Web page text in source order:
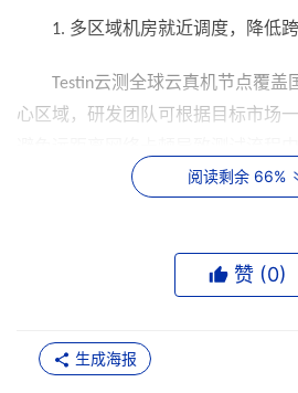
1. 多区域机房就近调度，降低
Testin云测全球云真机节点覆盖
心区域，研发团队可根据目标市场
品牌旗舰、入门低端、折叠屏、鸿蒙
不同于仅覆盖单一海外生态的服
库同时兼容国产鸿蒙设备与海外定
阅读剩余 66%
赞 (0)
生成海报